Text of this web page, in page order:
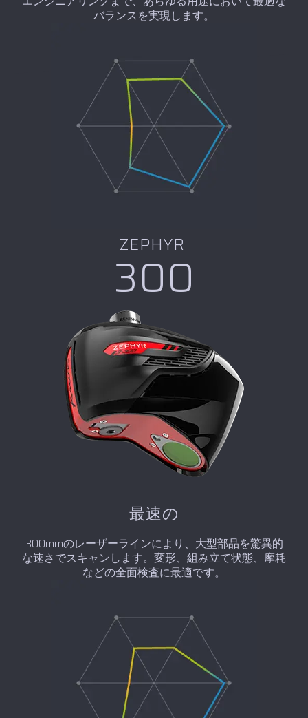
バランスを実現します。
ZEPHYR
300
最速の
300mmのレーザーラインにより、大型部品を驚異的
な速さでスキャンします。変形、組み立て状態、摩耗
などの全面検査に最適です。